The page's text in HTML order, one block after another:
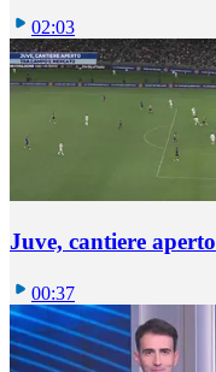
02:03
Juve, cantiere aperto
00:37